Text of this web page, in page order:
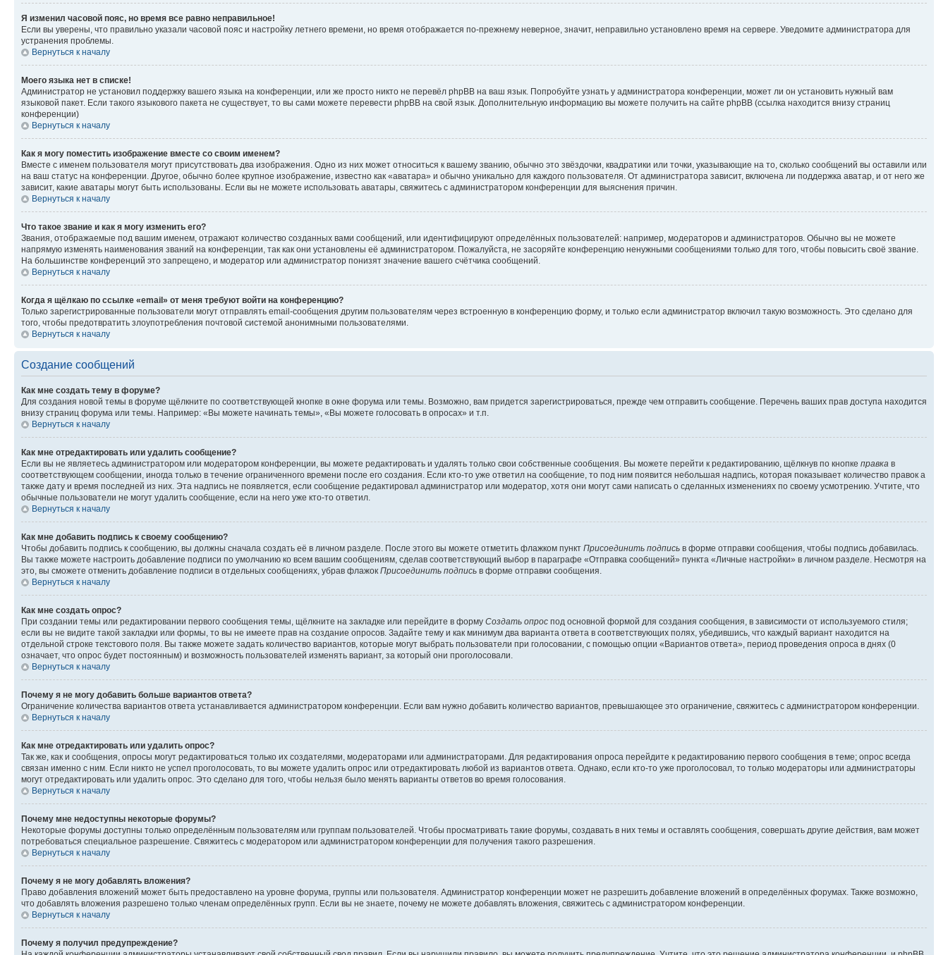
Я изменил часовой пояс, но время все равно неправильное!
Если вы уверены, что правильно указали часовой пояс и настройку летнего времени, но время отображается по-прежнему неверное, значит, неправильно установлено время на сервере. Уведомите администратора для
устранения проблемы.
Вернуться к началу
Моего языка нет в списке!
Администратор не установил поддержку вашего языка на конференции, или же просто никто не перевёл phpBB на ваш язык. Попробуйте узнать у администратора конференции, может ли он установить нужный вам
языковой пакет. Если такого языкового пакета не существует, то вы сами можете перевести phpBB на свой язык. Дополнительную информацию вы можете получить на сайте phpBB (ссылка находится внизу страниц
конференции)
Вернуться к началу
Как я могу поместить изображение вместе со своим именем?
Вместе с именем пользователя могут присутствовать два изображения. Одно из них может относиться к вашему званию, обычно это звёздочки, квадратики или точки, указывающие на то, сколько сообщений вы оставили или
на ваш статус на конференции. Другое, обычно более крупное изображение, известно как «аватара» и обычно уникально для каждого пользователя. От администратора зависит, включена ли поддержка аватар, и от него же
зависит, какие аватары могут быть использованы. Если вы не можете использовать аватары, свяжитесь с администратором конференции для выяснения причин.
Вернуться к началу
Что такое звание и как я могу изменить его?
Звания, отображаемые под вашим именем, отражают количество созданных вами сообщений, или идентифицируют определённых пользователей: например, модераторов и администраторов. Обычно вы не можете
напрямую изменять наименования званий на конференции, так как они установлены её администратором. Пожалуйста, не засоряйте конференцию ненужными сообщениями только для того, чтобы повысить своё звание.
На большинстве конференций это запрещено, и модератор или администратор понизят значение вашего счётчика сообщений.
Вернуться к началу
Когда я щёлкаю по ссылке «email» от меня требуют войти на конференцию?
Только зарегистрированные пользователи могут отправлять email-сообщения другим пользователям через встроенную в конференцию форму, и только если администратор включил такую возможность. Это сделано для
того, чтобы предотвратить злоупотребления почтовой системой анонимными пользователями.
Вернуться к началу
Создание сообщений
Как мне создать тему в форуме?
Для создания новой темы в форуме щёлкните по соответствующей кнопке в окне форума или темы. Возможно, вам придется зарегистрироваться, прежде чем отправить сообщение. Перечень ваших прав доступа находится
внизу страниц форума или темы. Например: «Вы можете начинать темы», «Вы можете голосовать в опросах» и т.п.
Вернуться к началу
Как мне отредактировать или удалить сообщение?
Если вы не являетесь администратором или модератором конференции, вы можете редактировать и удалять только свои собственные сообщения. Вы можете перейти к редактированию, щёлкнув по кнопке правка в
соответствующем сообщении, иногда только в течение ограниченного времени после его создания. Если кто-то уже ответил на сообщение, то под ним появится небольшая надпись, которая показывает количество правок а
также дату и время последней из них. Эта надпись не появляется, если сообщение редактировал администратор или модератор, хотя они могут сами написать о сделанных изменениях по своему усмотрению. Учтите, что
обычные пользователи не могут удалить сообщение, если на него уже кто-то ответил.
Вернуться к началу
Как мне добавить подпись к своему сообщению?
Чтобы добавить подпись к сообщению, вы должны сначала создать её в личном разделе. После этого вы можете отметить флажком пункт Присоединить подпись в форме отправки сообщения, чтобы подпись добавилась.
Вы также можете настроить добавление подписи по умолчанию ко всем вашим сообщениям, сделав соответствующий выбор в параграфе «Отправка сообщений» пункта «Личные настройки» в личном разделе. Несмотря на
это, вы сможете отменить добавление подписи в отдельных сообщениях, убрав флажок Присоединить подпись в форме отправки сообщения.
Вернуться к началу
Как мне создать опрос?
При создании темы или редактировании первого сообщения темы, щёлкните на закладке или перейдите в форму Создать опрос под основной формой для создания сообщения, в зависимости от используемого стиля;
если вы не видите такой закладки или формы, то вы не имеете прав на создание опросов. Задайте тему и как минимум два варианта ответа в соответствующих полях, убедившись, что каждый вариант находится на
отдельной строке текстового поля. Вы также можете задать количество вариантов, которые могут выбрать пользователи при голосовании, с помощью опции «Вариантов ответа», период проведения опроса в днях (0
означает, что опрос будет постоянным) и возможность пользователей изменять вариант, за который они проголосовали.
Вернуться к началу
Почему я не могу добавить больше вариантов ответа?
Ограничение количества вариантов ответа устанавливается администратором конференции. Если вам нужно добавить количество вариантов, превышающее это ограничение, свяжитесь с администратором конференции.
Вернуться к началу
Как мне отредактировать или удалить опрос?
Так же, как и сообщения, опросы могут редактироваться только их создателями, модераторами или администраторами. Для редактирования опроса перейдите к редактированию первого сообщения в теме; опрос всегда
связан именно с ним. Если никто не успел проголосовать, то вы можете удалить опрос или отредактировать любой из вариантов ответа. Однако, если кто-то уже проголосовал, то только модераторы или администраторы
могут отредактировать или удалить опрос. Это сделано для того, чтобы нельзя было менять варианты ответов во время голосования.
Вернуться к началу
Почему мне недоступны некоторые форумы?
Некоторые форумы доступны только определённым пользователям или группам пользователей. Чтобы просматривать такие форумы, создавать в них темы и оставлять сообщения, совершать другие действия, вам может
потребоваться специальное разрешение. Свяжитесь с модератором или администратором конференции для получения такого разрешения.
Вернуться к началу
Почему я не могу добавлять вложения?
Право добавления вложений может быть предоставлено на уровне форума, группы или пользователя. Администратор конференции может не разрешить добавление вложений в определённых форумах. Также возможно,
что добавлять вложения разрешено только членам определённых групп. Если вы не знаете, почему не можете добавлять вложения, свяжитесь с администратором конференции.
Вернуться к началу
Почему я получил предупреждение?